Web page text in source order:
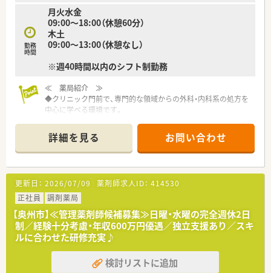
めて知ってもらう在宅訪問管理業務なども積極的におこなって
います。
＼ こんな方にオススメ！ ／
◇経験を活かし年収アップしていきたい方
勤務
時間
月火水金
09:00～18:00（休憩60分）
木土
09:00～13:00（休憩なし）
※週40時間以内のシフト制勤務
≪ 薬局紹介 ≫
◆クリニック門前で、専門的な領域からの外科・内科系の処方を
中心に学べる環境です。
います。
◆調剤室は整理整頓がされており、清潔感がある店舗です。
◆専門的な処方を行っているため、服薬指導に時間を割けれるよ
う、業務効率よく進めています。
≪ 企業について ≫
◆岩手県に本社を置き、奥州市と北上市に店舗展開をしており、
現在は3店舗ございます。
◆店舗間の無理な異動や転勤も無いため、定着して働くすること
が可能な環境です。
地域密着型の店舗を目指しているため、かかりつけ薬局として地
域の皆様へ医療サービスで貢献しています。
◆代表も薬剤師として現場に出ており、現場での意見を大事市に
詳細を見る お問い合わせ
更新日： 2026/07/09 薬剤師求人ID： 414530
正社員
調剤薬局
【奥州市】≪管理薬剤師候補募集≫日曜・水曜の完全週休2日
制／経験十分考慮・年収600万円優遇／独立支援あり／スキ
ルに合わせた研修充実♪
検討リストに追加